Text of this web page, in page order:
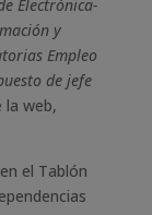
Electrónica-
y
Empleo
de jefe
la web,
el Tablón